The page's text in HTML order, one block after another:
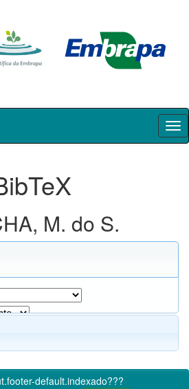
M. do S.
default.indexado???